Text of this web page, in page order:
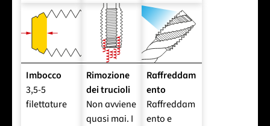
Imbocco
3,5-5
filettature
Rimozione
dei trucioli
Non avviene
quasi mai. I
Raffreddam
ento
Raffreddam
ento e